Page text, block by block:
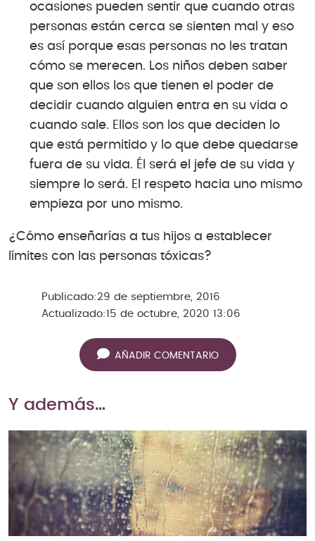
ocasiones pueden sentir que cuando otras
personas están cerca se sienten mal y eso
es así porque esas personas no les tratan
cómo se merecen. Los niños deben saber
que son ellos los que tienen el poder de
decidir cuando alguien entra en su vida o
cuando sale. Ellos son los que deciden lo
que está permitido y lo que debe quedarse
fuera de su vida. Él será el jefe de su vida y
siempre lo será. El respeto hacia uno mismo
empieza por uno mismo.
¿Cómo enseñarías a tus hijos a establecer
límites con las personas tóxicas?
Publicado: 29 de septiembre, 2016
Actualizado:15 de octubre, 2020 13:06
AÑADIR COMENTARIO
Y además…